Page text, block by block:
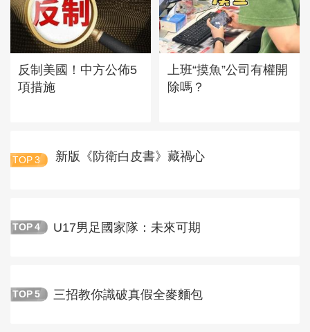
反制美國！中方公佈5
項措施
上班“摸魚”公司有權開
除嗎？
TOP 3 新版《防衛白皮書》藏禍心
TOP 4 U17男足國家隊：未來可期
TOP 5 三招教你識破真假全麥麵包